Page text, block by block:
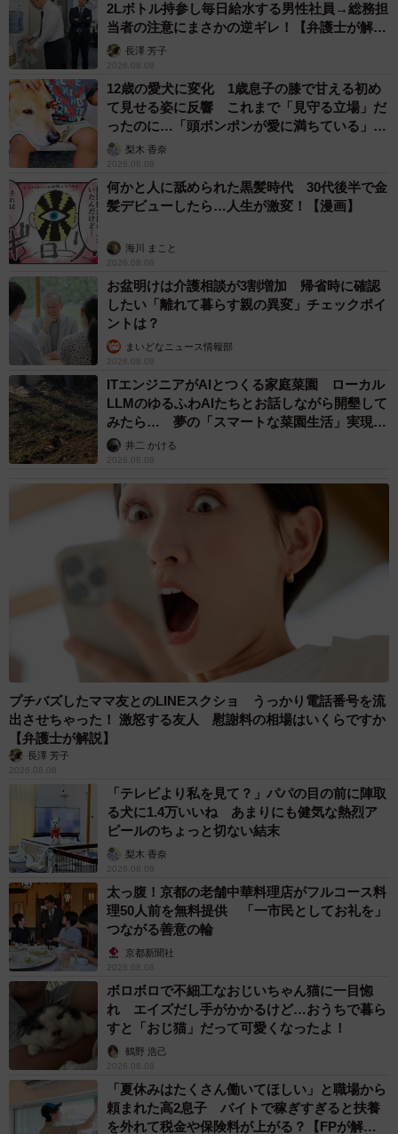
2Lボトル持参し毎日給水する男性社員→総務担
当者の注意にまさかの逆ギレ！【弁護士が解
説】長澤 芳子
2026.08.08
12歳の愛犬に変化 1歳息子の膝で甘える初め
て見せる姿に反響 これまで「見守る立場」だ
ったのに…「頭ポンポンが愛に満ちている」
「尊…」
梨木 香奈
2026.08.08
何かと人に舐められた黒髪時代 30代後半で金
髪デビューしたら…人生が激変！【漫画】
海川 まこと
2026.08.08
お盆明けは介護相談が3割増加 帰省時に確認
したい「離れて暮らす親の異変」チェックポイ
ントは？
まいどなニュース情報部
2026.08.08
ITエンジニアがAIとつくる家庭菜園 ローカル
LLMのゆるふわAIたちとお話しながら開墾して
みたら… 夢の「スマートな菜園生活」実現な
るか井二 かける
2026.08.08
プチバズしたママ友とのLINEスクショ うっかり電話番号を流
出させちゃった！ 激怒する友人 慰謝料の相場はいくらですか
【弁護士が解説】
長澤 芳子
2026.08.08
「テレビより私を見て？」パパの目の前に陣取
る犬に1.4万いいね あまりにも健気な熱烈ア
ピールのちょっと切ない結末
梨木 香奈
2026.08.08
太っ腹！京都の老舗中華料理店がフルコース料
理50人前を無料提供 「一市民としてお礼を」
つながる善意の輪
京都新聞社
2026.08.08
ボロボロで不細工なおじいちゃん猫に一目惚
れ エイズだし手がかかるけど…おうちで暮ら
すと「おじ猫」だって可愛くなったよ！
鶴野 浩己
2026.08.08
「夏休みはたくさん働いてほしい」と職場から
頼まれた高2息子 バイトで稼ぎすぎると扶養
を外れて税金や保険料が上がる？【FPが解